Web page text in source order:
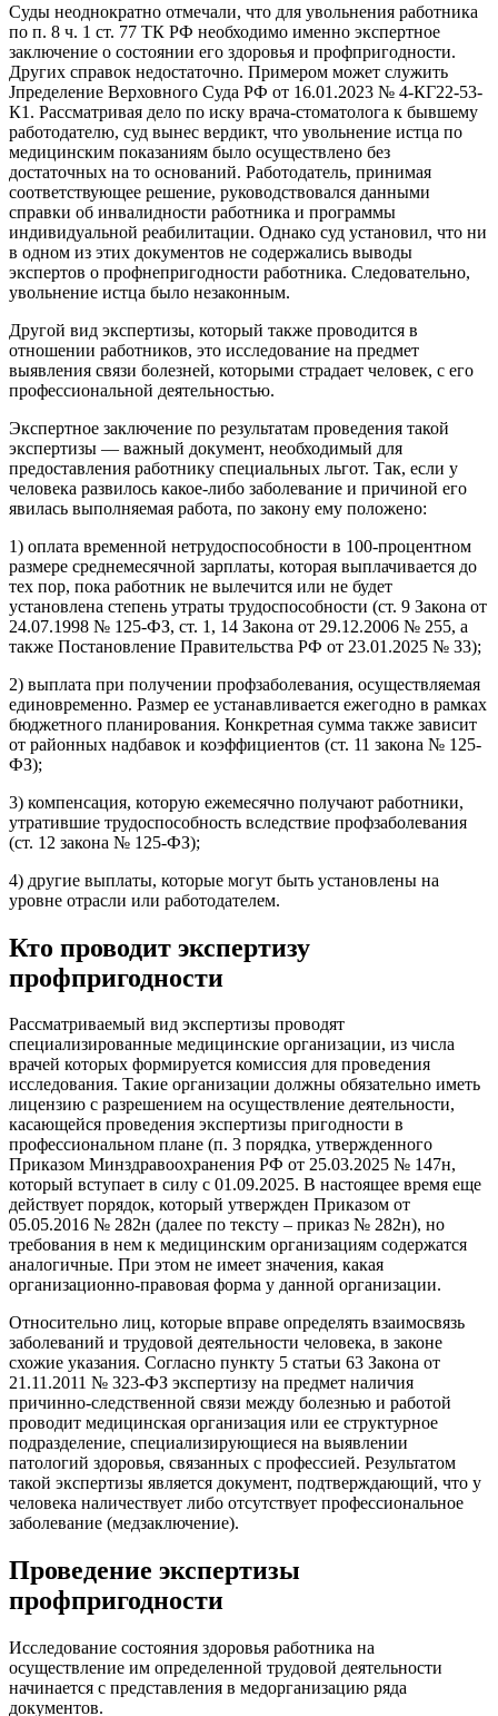
Суды неоднократно отмечали, что для увольнения работника
по п. 8 ч. 1 ст. 77 ТК РФ необходимо именно экспертное
заключение о состоянии его здоровья и профпригодности.
Других справок недостаточно. Примером может служить
Jпределение Верховного Суда РФ от 16.01.2023 № 4-КГ22-53-
К1. Рассматривая дело по иску врача-стоматолога к бывшему
работодателю, суд вынес вердикт, что увольнение истца по
медицинским показаниям было осуществлено без
достаточных на то оснований. Работодатель, принимая
соответствующее решение, руководствовался данными
справки об инвалидности работника и программы
индивидуальной реабилитации. Однако суд установил, что ни
в одном из этих документов не содержались выводы
экспертов о профнепригодности работника. Следовательно,
увольнение истца было незаконным.
Другой вид экспертизы, который также проводится в
отношении работников, это исследование на предмет
выявления связи болезней, которыми страдает человек, с его
профессиональной деятельностью.
Экспертное заключение по результатам проведения такой
экспертизы — важный документ, необходимый для
предоставления работнику специальных льгот. Так, если у
человека развилось какое-либо заболевание и причиной его
явилась выполняемая работа, по закону ему положено:
1) оплата временной нетрудоспособности в 100-процентном
размере среднемесячной зарплаты, которая выплачивается до
тех пор, пока работник не вылечится или не будет
установлена степень утраты трудоспособности (ст. 9 Закона от
24.07.1998 № 125-ФЗ, ст. 1, 14 Закона от 29.12.2006 № 255, а
также Постановление Правительства РФ от 23.01.2025 № 33);
2) выплата при получении профзаболевания, осуществляемая
единовременно. Размер ее устанавливается ежегодно в рамках
бюджетного планирования. Конкретная сумма также зависит
от районных надбавок и коэффициентов (ст. 11 закона № 125-
ФЗ);
3) компенсация, которую ежемесячно получают работники,
утратившие трудоспособность вследствие профзаболевания
(ст. 12 закона № 125-ФЗ);
4) другие выплаты, которые могут быть установлены на
уровне отрасли или работодателем.
Кто проводит экспертизу
профпригодности
Рассматриваемый вид экспертизы проводят
специализированные медицинские организации, из числа
врачей которых формируется комиссия для проведения
исследования. Такие организации должны обязательно иметь
лицензию с разрешением на осуществление деятельности,
касающейся проведения экспертизы пригодности в
профессиональном плане (п. 3 порядка, утвержденного
Приказом Минздравоохранения РФ от 25.03.2025 № 147н,
который вступает в силу с 01.09.2025. В настоящее время еще
действует порядок, который утвержден Приказом от
05.05.2016 № 282н (далее по тексту – приказ № 282н), но
требования в нем к медицинским организациям содержатся
аналогичные. При этом не имеет значения, какая
организационно-правовая форма у данной организации.
Относительно лиц, которые вправе определять взаимосвязь
заболеваний и трудовой деятельности человека, в законе
схожие указания. Согласно пункту 5 статьи 63 Закона от
21.11.2011 № 323-ФЗ экспертизу на предмет наличия
причинно-следственной связи между болезнью и работой
проводит медицинская организация или ее структурное
подразделение, специализирующиеся на выявлении
патологий здоровья, связанных с профессией. Результатом
такой экспертизы является документ, подтверждающий, что у
человека наличествует либо отсутствует профессиональное
заболевание (медзаключение).
Проведение экспертизы
профпригодности
Исследование состояния здоровья работника на
осуществление им определенной трудовой деятельности
начинается с представления в медорганизацию ряда
документов.